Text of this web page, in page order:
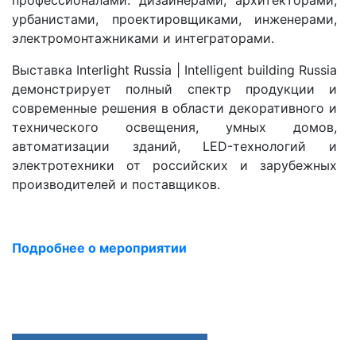
урбанистами, проектировщиками, инженерами,
электромонтажниками и интеграторами.
Выставка Interlight Russia | Intelligent building Russia
демонстрирует полный спектр продукции и
современные решения в области декоративного и
технического освещения, умных домов,
автоматизации зданий, LED-технологий и
электротехники от российских и зарубежных
производителей и поставщиков.
Подробнее о мероприятии